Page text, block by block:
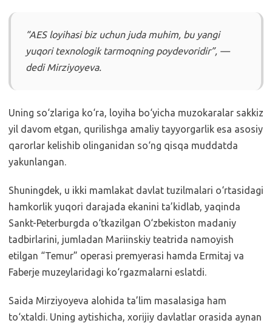
“AES loyihasi biz uchun juda muhim, bu yangi
yuqori texnologik tarmoqning poydevoridir”, —
dedi Mirziyoyeva.
Uning so‘zlariga ko‘ra, loyiha bo‘yicha muzokaralar sakkiz
yil davom etgan, qurilishga amaliy tayyorgarlik esa asosiy
qarorlar kelishib olinganidan so‘ng qisqa muddatda
yakunlangan.
Shuningdek, u ikki mamlakat davlat tuzilmalari o‘rtasidagi
hamkorlik yuqori darajada ekanini ta’kidlab, yaqinda
Sankt-Peterburgda o‘tkazilgan O‘zbekiston madaniy
tadbirlarini, jumladan Mariinskiy teatrida namoyish
etilgan “Temur” operasi premyerasi hamda Ermitaj va
Faberje muzeylaridagi ko‘rgazmalarni eslatdi.
Saida Mirziyoyeva alohida ta’lim masalasiga ham
to‘xtaldi. Uning aytishicha, xorijiy davlatlar orasida aynan